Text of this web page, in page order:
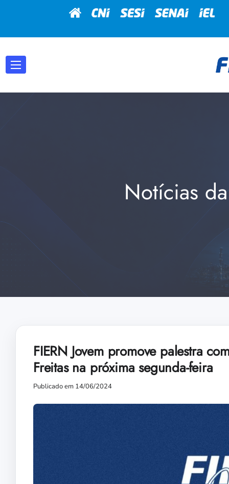
Notícias
FIERN Jovem promove palestra
Freitas na próxima segunda-feira
Publicado em 14/06/2024